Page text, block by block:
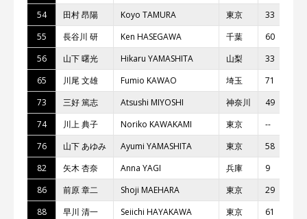
54
⽥村 昂陽 Koyo TAMURA 東京 33
55
⻑⾕川 研 Ken HASEGAWA 千葉 60
56
⼭下 曙光 Hikaru YAMASHITA ⼭梨 33
65
川尾 ⽂雄 Fumio KAWAO 埼⽟ 71
73
三好 篤志 Atsushi MIYOSHI 神奈川 49
74
川上 典⼦ Noriko KAWAKAMI 東京
--
76
⼭下 あゆみ Ayumi YAMASHITA 東京 58
82
⽮⽊ 杏奈 Anna YAGI 兵庫
9
86
前原 章⼆ Shoji MAEHARA 東京 29
88
早川 清⼀ Seiichi HAYAKAWA 東京 61